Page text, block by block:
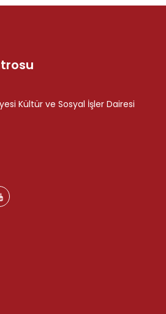
Kültür ve Sosyal İşler Dairesi